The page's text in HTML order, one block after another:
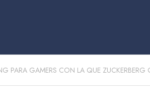
PARA GAMERS CON LA QUE ZUCKERBERG